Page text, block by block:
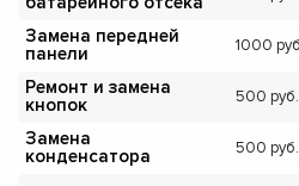
Замена передней
панели
1000
Ремонт и замена
кнопок
500
Замена
конденсатора
500